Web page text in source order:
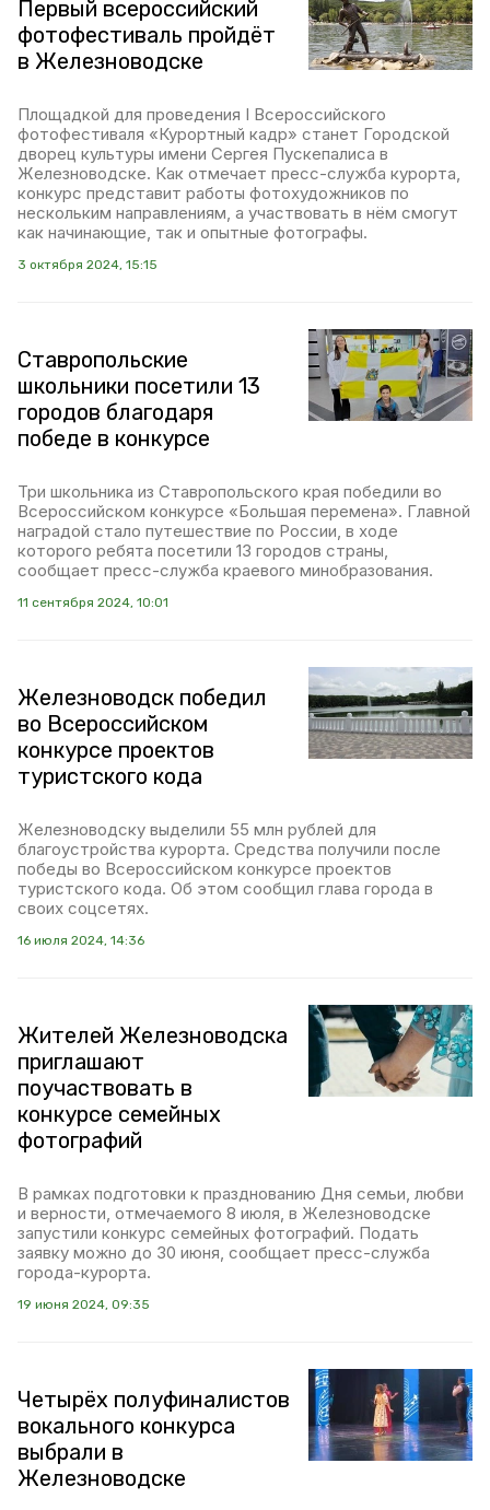
Первый всероссийский
фотофестиваль пройдёт
в Железноводске
Площадкой для проведения I Всероссийского
фотофестиваля «Курортный кадр» станет Городской
дворец культуры имени Сергея Пускепалиса в
Железноводске. Как отмечает пресс-служба курорта,
конкурс представит работы фотохудожников по
нескольким направлениям, а участвовать в нём смогут
как начинающие, так и опытные фотографы.
3 октября 2024, 15:15
Ставропольские
школьники посетили 13
городов благодаря
победе в конкурсе
Три школьника из Ставропольского края победили во
Всероссийском конкурсе «Большая перемена». Главной
наградой стало путешествие по России, в ходе
которого ребята посетили 13 городов страны,
сообщает пресс-служба краевого минобразования.
11 сентября 2024, 10:01
Железноводск победил
во Всероссийском
конкурсе проектов
туристского кода
Железноводску выделили 55 млн рублей для
благоустройства курорта. Средства получили после
победы во Всероссийском конкурсе проектов
туристского кода. Об этом сообщил глава города в
своих соцсетях.
16 июля 2024, 14:36
Жителей Железноводска
приглашают
поучаствовать в
конкурсе семейных
фотографий
В рамках подготовки к празднованию Дня семьи, любви
и верности, отмечаемого 8 июля, в Железноводске
запустили конкурс семейных фотографий. Подать
заявку можно до 30 июня, сообщает пресс-служба
города-курорта.
19 июня 2024, 09:35
Четырёх полуфиналистов
вокального конкурса
выбрали в
Железноводске